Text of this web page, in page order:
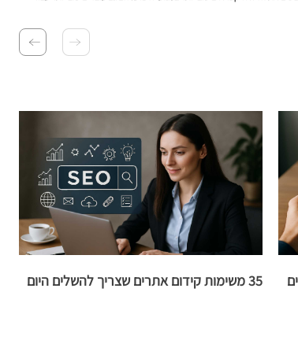
35 משימות קידום אתרים שצריך להשלים היום